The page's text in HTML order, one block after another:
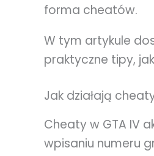
forma cheatów.
W tym artykule
praktyczne tipy,
Jak działają
Cheaty w GTA IV
wpisaniu numeru